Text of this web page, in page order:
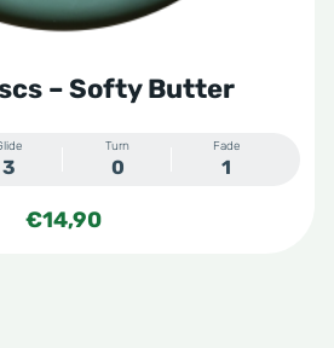
– Softy Butter
3
Turn
0
Fade
1
€14,90